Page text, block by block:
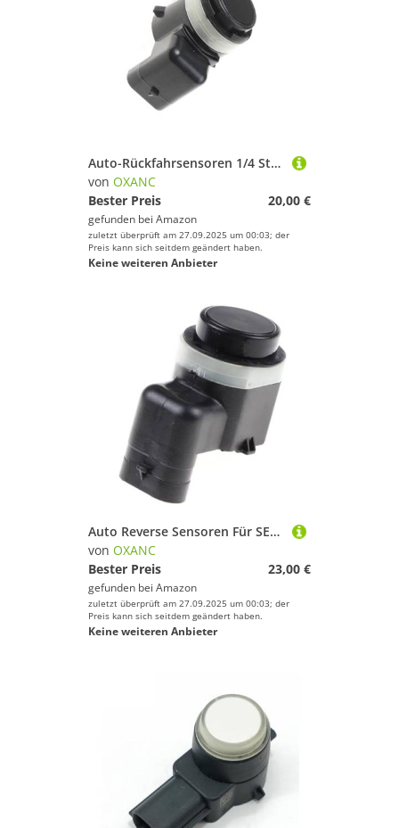
Auto-Rückfahrsensoren 1/4 Stück 5Q0919275C 5Q0919275A Für VW Für Golf VII 2012 2013 2014 2015 2016 Rückfahrradar Auto-PDC-Parkradarsensor (4 Stück)
von OXANC
Bester Preis
20,00 €
gefunden bei Amazon
zuletzt überprüft am 27.09.2025 um 00:03; der
Preis kann sich seitdem geändert haben.
Keine weiteren Anbieter
Auto Reverse Sensoren Für SEAT Für Altea 2011 2012 2013 2014 2015 4H0919275A 4H0 919 275 EINE PDC Parkplatz Sensor Parkplatz unterstützen Sensor
von OXANC
Bester Preis
23,00 €
gefunden bei Amazon
zuletzt überprüft am 27.09.2025 um 00:03; der
Preis kann sich seitdem geändert haben.
Keine weiteren Anbieter